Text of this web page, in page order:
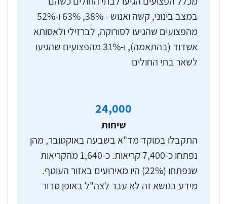
החולים.
אירוע רב-נפגעים (אר"ן) הוא אירוע המתרחש ללא
התרעה או היערכות מקדימה, ובו מספר הנפגעים
גבוה יותר מיכולת הטיפול והפינוי של הגורמים
הרפואי באזור גיאוגרפי מסוים והמחייב גיוס ושימוש
בכלל משאבי הפינוי, הרפואה והאשפוז בראייה
לאומית, מוגדר כמגה אר"ן. כדי להתמודד עם אר"ן
ועם מגה אר"ן גיבשו משרד הבריאות, צה"ל, מד"א
ובתי החולים תורות לחימה (תו"ל) ונהלים המסדירים
את פעילותם במצבים אלו, והם הבסיס להיערכות
במצב בינוני, קשה ואנוש - 38%, 63% ו-52%
מהפצועים שהגיעו לסורוקה, לברזילי ולאסותא
אשדוד (בהתאמה), ו-31% מהפצועים שהגיעו
לשאר בתי החולים
24,000
שיחות
התקבלו במוקד מד"א בשבעה באוקטובר, מהן
נפתחו כ-7,400 קריאות. כ-1,640 מהקריאות
שנפתחו (22%) היו מאירועים באזור העוטף.
מידע בנושא זה לא עבר לצה"ל באופן סדור